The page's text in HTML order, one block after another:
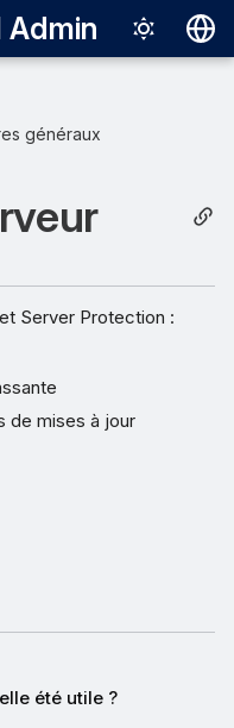
Admin
中文（繁體）
généraux
Server Protection :
de mises à jour
été utile ?